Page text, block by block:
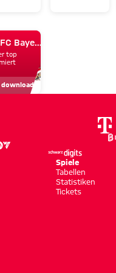
Top-
Die FC Bayern Apps
top
Spiele
Tabellen
Statistiken
Tickets